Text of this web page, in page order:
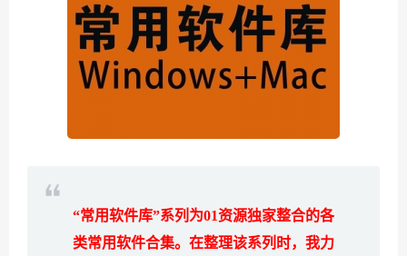
“常用软件库”系列为01资源独家整合的各
类常用软件合集。在整理该系列时，我力